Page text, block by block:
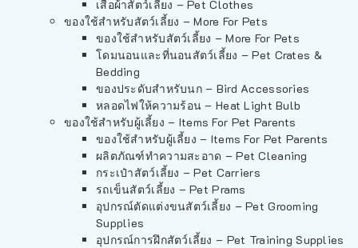
เสื้อผ้าสัตว์เลี้ยง – Pet Clothes
ของใช้สำหรับสัตว์เลี้ยง – More For Pets
ของใช้สำหรับสัตว์เลี้ยง – More For Pets
โดมนอนและที่นอนสัตว์เลี้ยง – Pet Crates &
Bedding
ของประดับสำหรับนก – Bird Accessories
หลอดไฟให้ความร้อน – Heat Light Bulb
ของใช้สำหรับผู้เลี้ยง – Items For Pet Parents
ของใช้สำหรับผู้เลี้ยง – Items For Pet Parents
ผลิตภัณฑ์ทำความสะอาด – Pet Cleaning
กระเป๋าสัตว์เลี้ยง – Pet Carriers
รถเข็นสัตว์เลี้ยง – Pet Prams
อุปกรณ์ตัดแต่งขนสัตว์เลี้ยง – Pet Grooming
Supplies
อุปกรณ์การฝึกสัตว์เลี้ยง – Pet Training Supplies